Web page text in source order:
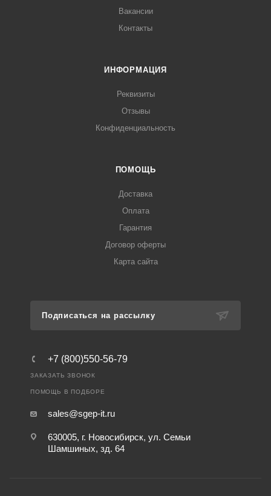
Вакансии
Контакты
ИНФОРМАЦИЯ
Реквизиты
Отзывы
Конфиденциальность
ПОМОЩЬ
Доставка
Оплата
Гарантия
Договор оферты
Карта сайта
Подписаться на рассылку
+7 (800)550-56-79
ЗАКАЗАТЬ ЗВОНОК
ПОМОЩЬ В ПОДБОРЕ
sales@sgep-it.ru
630005, г. Новосибирск, ул. Семьи
Шамшиных, зд. 64